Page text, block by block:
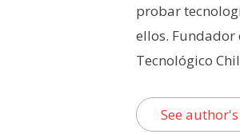
probar
ellos. Fundador
Tecnológico
See